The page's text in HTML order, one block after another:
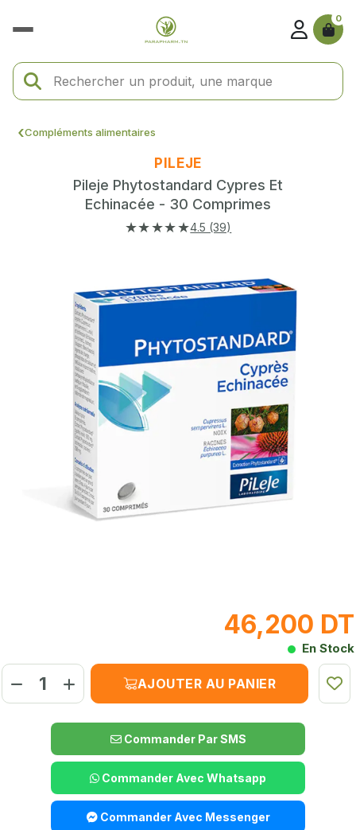
0
Compléments alimentaires
PILEJE
Pileje Phytostandard Cypres Et
Echinacée - 30 Comprimes
★★★★★4.5 (39)
46,200 DT
En Stock
AJOUTER AU PANIER
Commander Par SMS
Commander Avec Whatsapp
Commander Avec Messenger